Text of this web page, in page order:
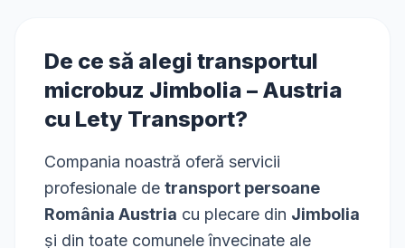
De ce să alegi transportul
microbuz Jimbolia – Austria
cu Lety Transport?
Compania noastră oferă servicii
profesionale de transport persoane
România Austria cu plecare din Jimbolia
și din toate comunele învecinate ale